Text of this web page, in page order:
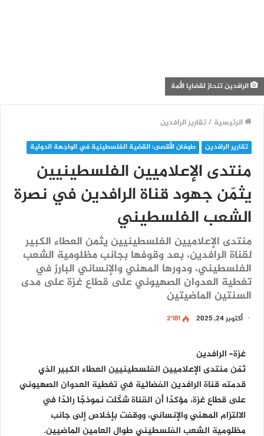
الرافدين تنحاز لقضايا الأمة
الرئيسية /تقارير الرافدين
تقارير الرافدين طوفان الأقصى: القضية الفلسطينية في الواجهة الدولية
منتدى الإعلاميين الفلسطينيين
يثمّن جهود قناة الرافدين في نصرة
الشعب الفلسطيني
منتدى الإعلاميين الفلسطينيين يثمن العطاء الكبير
لقناة الرافدين، بعد وقوفها بجانب مظلومية الشعب
الفلسطيني، ودورها المهني والإنساني البارز في
تغطية العدوان الصهيوني على قطاع غزة على مدى
السنتين الماضيتين
أكتوبر 24, 2025 2٬181
غزة– الرافدين
ثمّن منتدى الإعلاميين الفلسطينيين العطاء الكبير الذي
قدمته قناة الرافدين الفضائية في تغطية العدوان الصهيوني
على قطاع غزة، مؤكدًا أن القناة شكّلت نموذجًا رائدًا في
الالتزام المهني والإنساني، ووقفت بإخلاص إلى جانب
مظلومية الشعب الفلسطيني طوال العامين الماضيين.